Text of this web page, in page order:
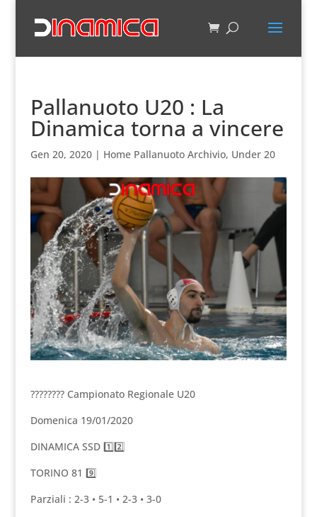
Pallanuoto U20 : La
Dinamica torna a vincere
Gen 20, 2020| Home Pallanuoto Archivio, Under 20
???????? Campionato Regionale U20
Domenica 19/01/2020
DINAMICA SSD 1️⃣2️⃣
TORINO 81 9️⃣
Parziali : 2-3 • 5-1 • 2-3 • 3-0